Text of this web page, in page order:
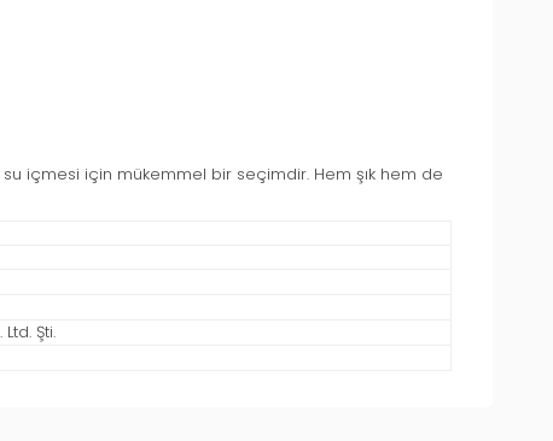
su içmesi için mükemmel bir seçimdir. Hem şık hem de
Şti.